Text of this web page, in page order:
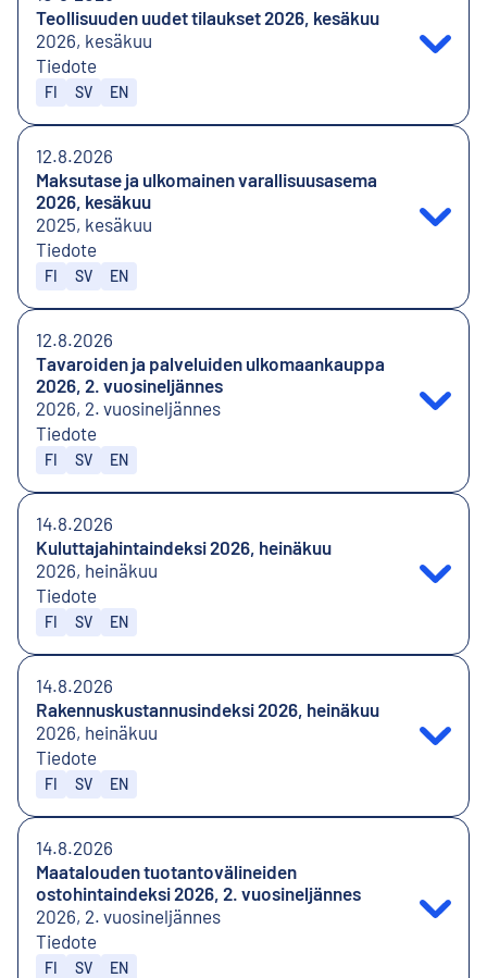
Teollisuuden uudet tilaukset 2026, kesäkuu
2026, kesäkuu
Tiedote
Julkaistaan kielillä
FI SV EN
12.8.2026
Maksutase ja ulkomainen varallisuusasema
2026, kesäkuu
2025, kesäkuu
Tiedote
Julkaistaan kielillä
FI SV EN
12.8.2026
Tavaroiden ja palveluiden ulkomaankauppa
2026, 2. vuosineljännes
2026, 2. vuosineljännes
Tiedote
Julkaistaan kielillä
FI SV EN
14.8.2026
Kuluttajahintaindeksi 2026, heinäkuu
2026, heinäkuu
Tiedote
Julkaistaan kielillä
FI SV EN
14.8.2026
Rakennuskustannusindeksi 2026, heinäkuu
2026, heinäkuu
Tiedote
Julkaistaan kielillä
FI SV EN
14.8.2026
Maatalouden tuotantovälineiden
ostohintaindeksi 2026, 2. vuosineljännes
2026, 2. vuosineljännes
Tiedote
Julkaistaan kielillä
FI SV EN